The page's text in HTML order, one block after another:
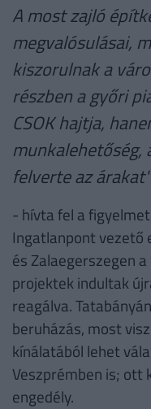
A most zajló
megvalósulásai,
kiszorulnak a
részben a győri
CSOK hajtja,
felverte az
- hívta fel a
Ingatlanpont vezető
és Zalaegerszegen
projektek indultak
reagálva.
beruházás, most
kínálatából lehet
Veszprémben is; ott
engedély.